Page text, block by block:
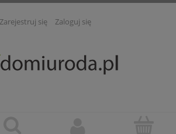
Zarejestruj się Zaloguj się